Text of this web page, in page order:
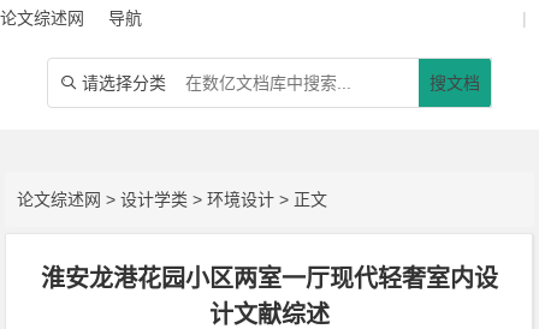
论文综述网 导航 |
 请选择分类 搜文档
论文综述网 >设计学类 >环境设计 > 正文
淮安龙港花园小区两室一厅现代轻奢室内设
计文献综述